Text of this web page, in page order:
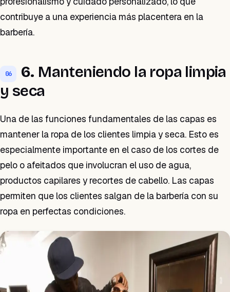
contribuye a una experiencia más placentera en la
barbería.
06 6. Manteniendo la ropa limpia
y seca
Una de las funciones fundamentales de las capas es
mantener la ropa de los clientes limpia y seca. Esto es
especialmente importante en el caso de los cortes de
pelo o afeitados que involucran el uso de agua,
productos capilares y recortes de cabello. Las capas
permiten que los clientes salgan de la barbería con su
ropa en perfectas condiciones.